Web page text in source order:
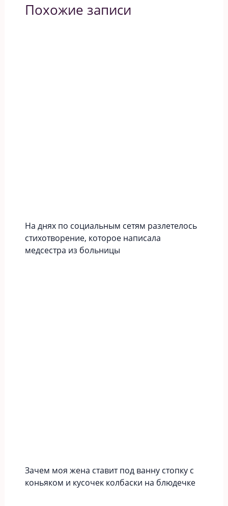
Похожие записи
На днях по социальным сетям разлетелось
стихотворение, которое написала
медсестра из больницы
Зачем моя жена ставит под ванну стопку с
коньяком и кусочек колбаски на блюдечке